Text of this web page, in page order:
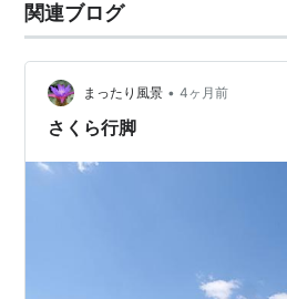
関連ブログ
まったり風景 • 4ヶ月前
さくら行脚